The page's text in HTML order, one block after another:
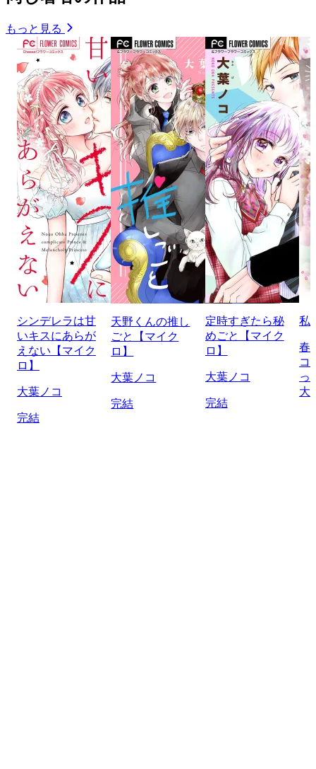
もっと見る
シンデレラは甘
いキスにあらが
えない【マイク
ロ】
大葉ノコ
完結
天野くんの推し
ごと【マイク
ロ】
大葉ノコ
完結
定時すぎたら秘
めごと【マイク
ロ】
大葉ノコ
完結
私
春
コ
っ
大